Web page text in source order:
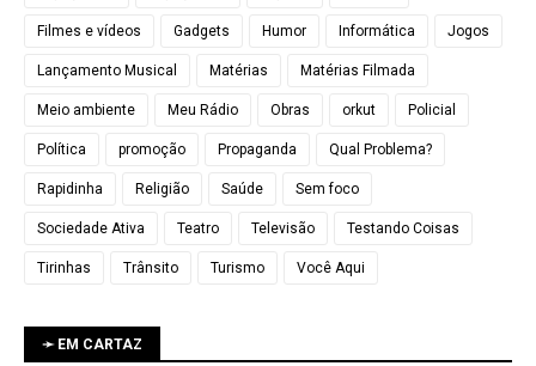
Filmes e vídeos Gadgets Humor Informática Jogos
Lançamento Musical Matérias Matérias Filmada
Meio ambiente Meu Rádio Obras orkut Policial
Política promoção Propaganda Qual Problema?
Rapidinha Religião Saúde Sem foco
Sociedade Ativa Teatro Televisão Testando Coisas
Tirinhas Trânsito Turismo Você Aqui
➛ EM CARTAZ